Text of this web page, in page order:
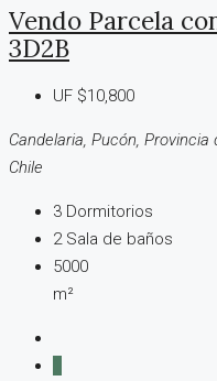
Vendo Parcela
3D2B
UF $10,800
Candelaria, Pucón,
Chile
3 Dormitorios
2 Sala de baños
5000
m²